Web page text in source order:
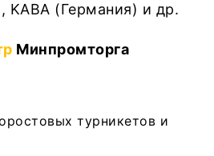
KABA (Германия) и др.
Минпромторга